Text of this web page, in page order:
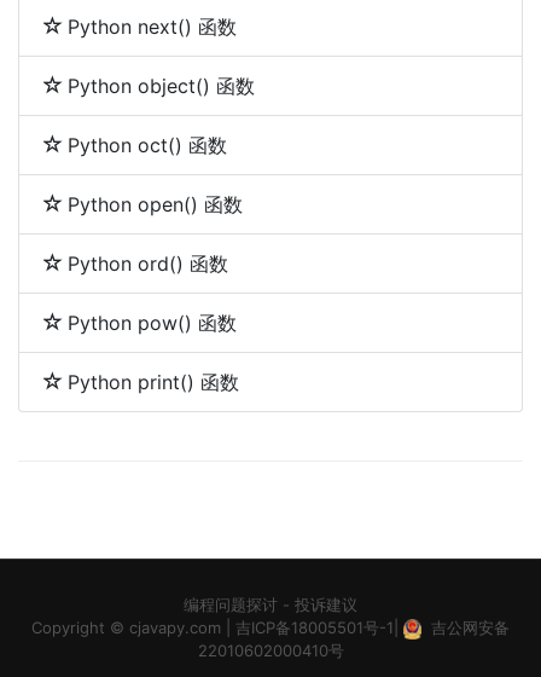
Python next() 函数
Python object() 函数
Python oct() 函数
Python open() 函数
Python ord() 函数
Python pow() 函数
Python print() 函数
编程问题探讨 - 投诉建议
Copyright © cjavapy.com 吉ICP备18005501号-1
吉公网安备
22010602000410号